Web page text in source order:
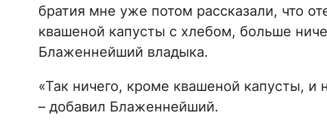
братия мне уже потом рассказали, что
квашеной капусты с хлебом, больше
Блаженнейший владыка.
«Так ничего, кроме квашеной капусты, и
– добавил Блаженнейший.